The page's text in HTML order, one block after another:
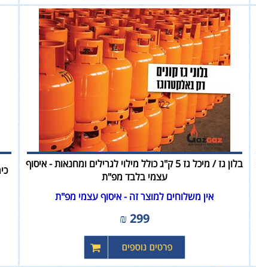
בלון גז / מיכל גז 5 ק"ג כולל מילוי לגרילים ומחנאות - איסוף
עצמי בלבד מפ"ת
אין משלוחים למוצר זה - איסוף עצמי מפ"ת
299
₪